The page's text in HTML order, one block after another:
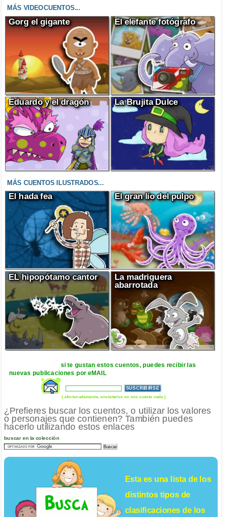
MÁS VIDEOCUENTOS...
Gorg el gigante El elefante fotógrafo
Eduardo y el dragón La Brujita Dulce
MÁS CUENTOS ILUSTRADOS...
El hada fea El gran lío del pulpo
EL hipopótamo cantor
La madriguera
abarrotada
si te gustan estos cuentos, puedes recibir las
nuevas publicaciones por eMAIL
( afortunadamente, enviártelos no nos cuesta nada )
¿Prefieres buscar los cuentos, o utilizar los valores
o personajes que contienen? También puedes
hacerlo utilizando estos enlaces
buscar en la colección
Esta es una lista de los
distintos tipos de
clasificaciones de los